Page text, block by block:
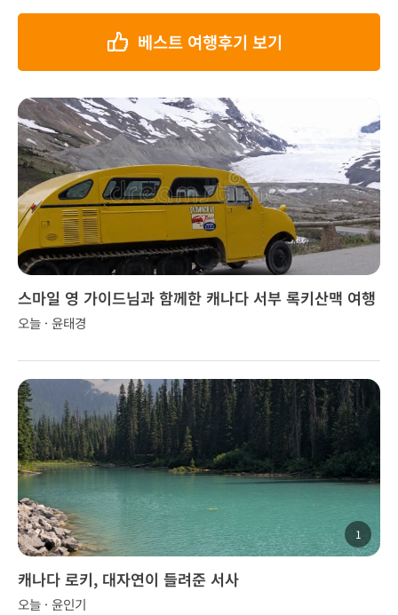
베스트 여행후기 보기
스마일 영 가이드님과 함께한 캐나다 서부 록키산맥 여행
오늘 · 윤태경
1
캐나다 로키, 대자연이 들려준 서사
오늘 · 윤인기